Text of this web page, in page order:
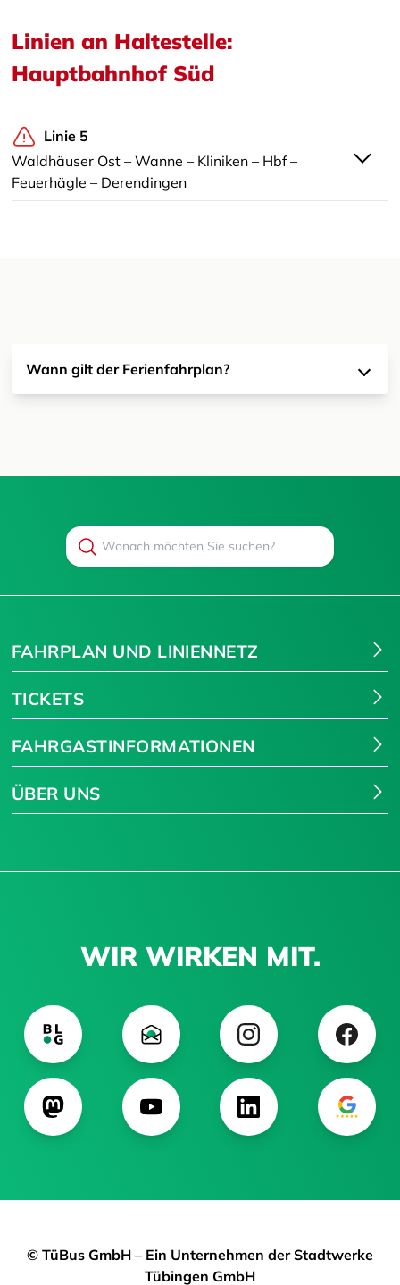
Linien an Haltestelle:
Hauptbahnhof Süd
Linie 5
Waldhäuser Ost – Wanne – Kliniken – Hbf –
Feuerhägle – Derendingen
Wann gilt der Ferienfahrplan?
Search
FAHRPLAN UND LINIENNETZ
TICKETS
FAHRGASTINFORMATIONEN
ÜBER UNS
WIR WIRKEN MIT.
© TüBus GmbH – Ein Unternehmen der Stadtwerke
Tübingen GmbH